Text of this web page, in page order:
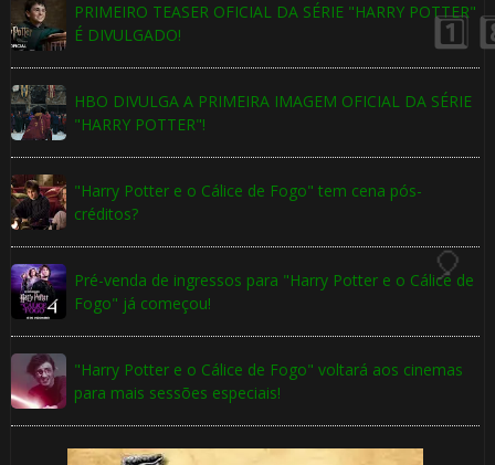
PRIMEIRO TEASER OFICIAL DA SÉRIE "HARRY POTTER"
É DIVULGADO!
HBO DIVULGA A PRIMEIRA IMAGEM OFICIAL DA SÉRIE
"HARRY POTTER"!
"Harry Potter e o Cálice de Fogo" tem cena pós-
créditos?
Pré-venda de ingressos para "Harry Potter e o Cálice de
Fogo" já começou!
"Harry Potter e o Cálice de Fogo" voltará aos cinemas
para mais sessões especiais!